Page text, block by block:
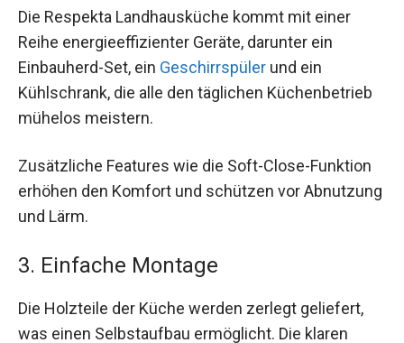
Die Respekta Landhausküche kommt mit einer
Reihe energieeffizienter Geräte, darunter ein
Einbauherd-Set, ein Geschirrspüler und ein
Kühlschrank, die alle den täglichen Küchenbetrieb
mühelos meistern.
Zusätzliche Features wie die Soft-Close-Funktion
erhöhen den Komfort und schützen vor Abnutzung
und Lärm.
3. Einfache Montage
Die Holzteile der Küche werden zerlegt geliefert,
was einen Selbstaufbau ermöglicht. Die klaren